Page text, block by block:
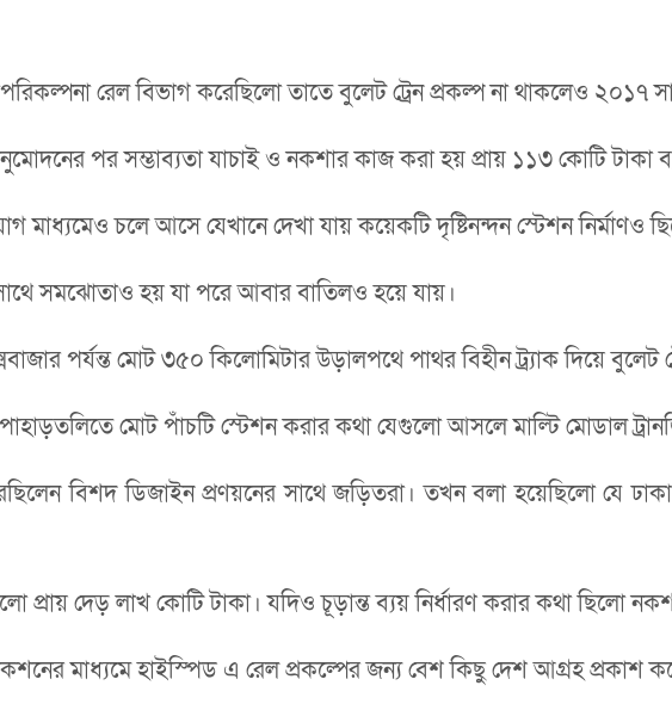
রেল বিভাগ করেছিলো তাতে বুলেট ট্রেন প্রকল্প না থাকলেও
পর সম্ভাব্যতা যাচাই ও নকশার কাজ করা হয় প্রায় ১১৩ কোটি টাকা
চলে আসে যেখানে দেখা যায় কয়েকটি দৃষ্টিনন্দন স্টেশন নির্মাণও
সমঝোতাও হয় যা পরে আবার বাতিলও হয়ে যায়।
পর্যন্ত মোট ৩৫০ কিলোমিটার উড়ালপথে পাথর বিহীন ট্র্যাক দিয়ে বুলেট
পাহাড়তলিতে মোট পাঁচটি স্টেশন করার কথা যেগুলো আসলে মাল্টি মোডাল
বিশদ ডিজাইন প্রণয়নের সাথে জড়িতরা। তখন বলা হয়েছিলো যে
প্রায় দেড় লাখ কোটি টাকা। যদিও চূড়ান্ত ব্যয় নির্ধারণ করার কথা ছিলো
মাধ্যমে হাইস্পিড এ রেল প্রকল্পের জন্য বেশ কিছু দেশ আগ্রহ প্রকাশ